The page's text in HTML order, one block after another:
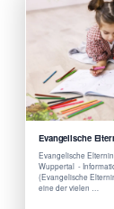
Evangelische
Evangelische
Wuppertal -
(Evangelische
eine der vielen …